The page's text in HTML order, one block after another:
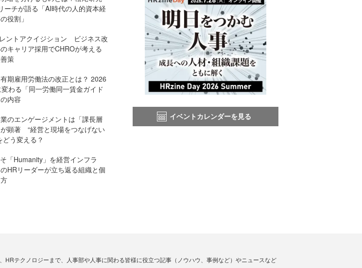
ーチが語る「AI時代の人的資本経
役割」
ントアクイジション ビジネス改
キャリア採用でCHROが考える
策
期雇用労働法の改正とは？ 2026
わる「同一労働同一賃金ガイド
内容
のエンゲージメントは「課長層
顕著 “経営と現場をつなげない
どう変える？
「Humanity」を経営インフラ
HRリーダーが立ち返る組織と個
イベントカレンダーを見る
HRテクノロジーまで、人事部や人事に関わる皆様に役立つ記事（ノウハウ、事例など）やニュースなど